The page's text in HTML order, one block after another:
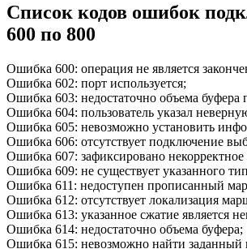
Список кодов ошибок
600 по 800
Ошибка 600: операция не является
Ошибка 602: порт используется;
Ошибка 603: недостаточно объема буфера
Ошибка 604: пользователь указал
Ошибка 605: невозможно установить
Ошибка 606: отсутствует подключение
Ошибка 607: зафиксировано некорректное
Ошибка 609: не существует указанного
Ошибка 611: недоступен прописанный
Ошибка 612: отсутствует локализация
Ошибка 613: указанное сжатие является
Ошибка 614: недостаточно объема буфера;
Ошибка 615: невозможно найти заданный